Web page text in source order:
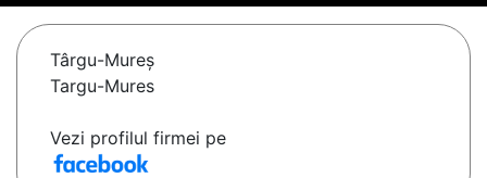
Târgu-Mureş
Targu-Mures
Vezi profilul firmei pe